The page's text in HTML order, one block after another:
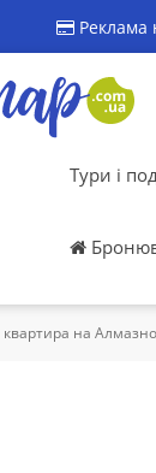
Реклама
Тури і
на